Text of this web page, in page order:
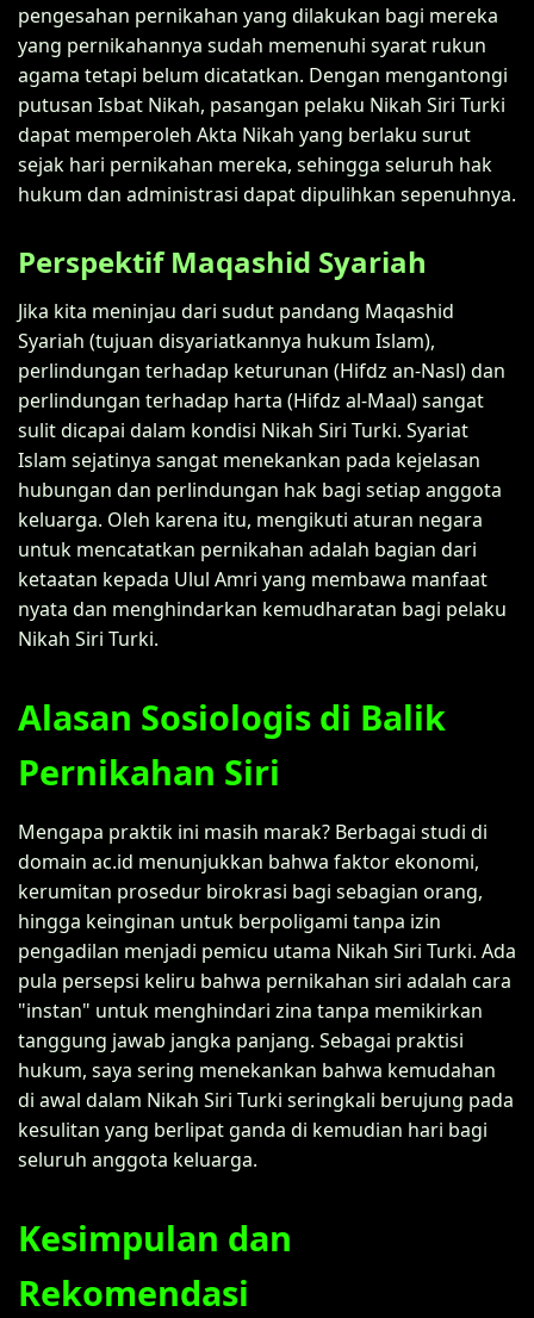
pengesahan pernikahan yang dilakukan bagi mereka
yang pernikahannya sudah memenuhi syarat rukun
agama tetapi belum dicatatkan. Dengan mengantongi
putusan Isbat Nikah, pasangan pelaku Nikah Siri Turki
dapat memperoleh Akta Nikah yang berlaku surut
sejak hari pernikahan mereka, sehingga seluruh hak
hukum dan administrasi dapat dipulihkan sepenuhnya.
Perspektif Maqashid Syariah
Jika kita meninjau dari sudut pandang Maqashid
Syariah (tujuan disyariatkannya hukum Islam),
perlindungan terhadap keturunan (Hifdz an-Nasl) dan
perlindungan terhadap harta (Hifdz al-Maal) sangat
sulit dicapai dalam kondisi Nikah Siri Turki. Syariat
Islam sejatinya sangat menekankan pada kejelasan
hubungan dan perlindungan hak bagi setiap anggota
keluarga. Oleh karena itu, mengikuti aturan negara
untuk mencatatkan pernikahan adalah bagian dari
ketaatan kepada Ulul Amri yang membawa manfaat
nyata dan menghindarkan kemudharatan bagi pelaku
Nikah Siri Turki.
Alasan Sosiologis di Balik
Pernikahan Siri
Mengapa praktik ini masih marak? Berbagai studi di
domain ac.id menunjukkan bahwa faktor ekonomi,
kerumitan prosedur birokrasi bagi sebagian orang,
hingga keinginan untuk berpoligami tanpa izin
pengadilan menjadi pemicu utama Nikah Siri Turki. Ada
pula persepsi keliru bahwa pernikahan siri adalah cara
"instan" untuk menghindari zina tanpa memikirkan
tanggung jawab jangka panjang. Sebagai praktisi
hukum, saya sering menekankan bahwa kemudahan
di awal dalam Nikah Siri Turki seringkali berujung pada
kesulitan yang berlipat ganda di kemudian hari bagi
seluruh anggota keluarga.
Kesimpulan dan
Rekomendasi